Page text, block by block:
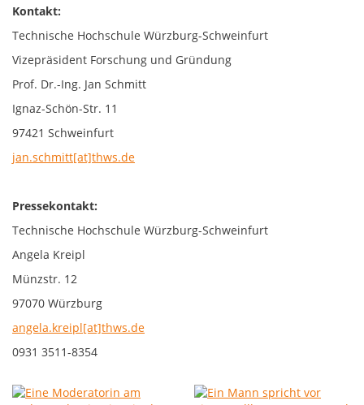
Kontakt:
Technische Hochschule Würzburg-Schweinfurt
Vizepräsident Forschung und Gründung
Prof. Dr.-Ing. Jan Schmitt
Ignaz-Schön-Str. 11
97421 Schweinfurt
jan.schmitt[at]thws.de
Pressekontakt:
Technische Hochschule Würzburg-Schweinfurt
Angela Kreipl
Münzstr. 12
97070 Würzburg
angela.kreipl[at]thws.de
0931 3511-8354